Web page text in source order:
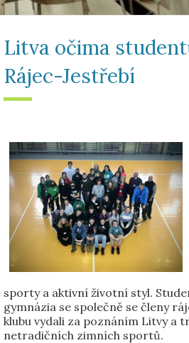
Litva očima
Rájec-Jestřebí
sporty a aktivní životní styl.
gymnázia se společně se členy
klubu vydali za poznáním Litvy a
netradičních zimních sportů.